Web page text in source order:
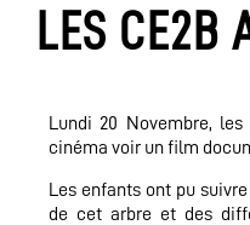
LES CE2B
Lundi 20 Novembre,
cinéma voir un film
Les enfants ont pu
de cet arbre et des